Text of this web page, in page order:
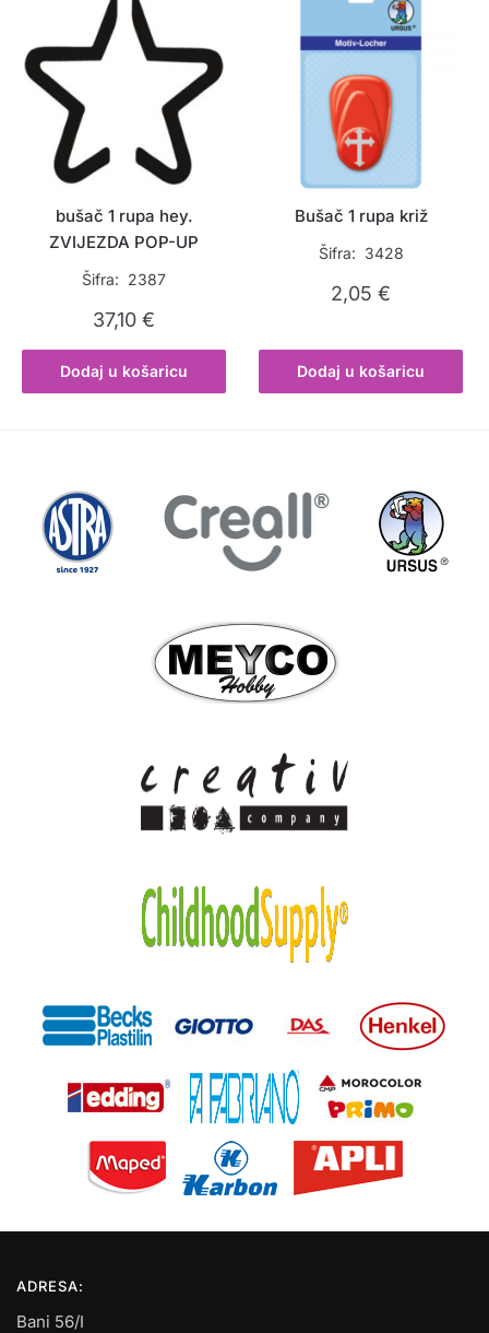
bušač 1 rupa hey.
ZVIJEZDA POP-UP
Šifra: 2387
37,10€
Dodaj u košaricu
Bušač 1 rupa križ
Šifra: 3428
2,05€
Dodaj u košaricu
ADRESA:
Bani 56/I